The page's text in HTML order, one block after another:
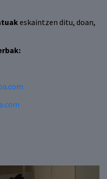
eskaintzen ditu, doan,